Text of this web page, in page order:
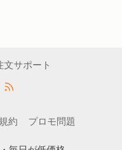
サポート
約 プロモ問題